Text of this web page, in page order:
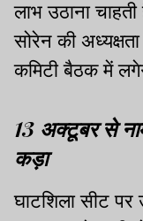
लाभ उठाना
सोरेन की
कमिटी बैठक में
13 अक्टूबर से
कड़ा
घाटशिला सीट